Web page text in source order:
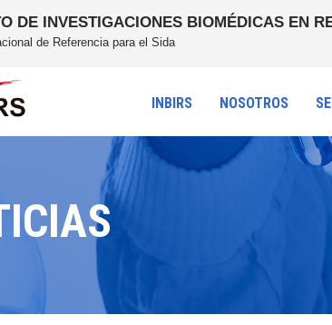
DE INVESTIGACIONES BIOMÉDICAS EN
de Referencia para el Sida
INBIRS NOSOTROS